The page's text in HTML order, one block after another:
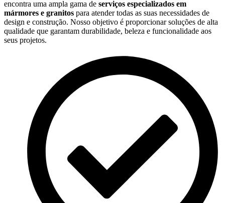
encontra uma ampla gama de serviços especializados em
mármores e granitos para atender todas as suas necessidades de
design e construção. Nosso objetivo é proporcionar soluções de alta
qualidade que garantam durabilidade, beleza e funcionalidade aos
seus projetos.